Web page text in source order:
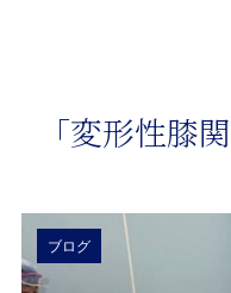
「変形性膝
ブログ